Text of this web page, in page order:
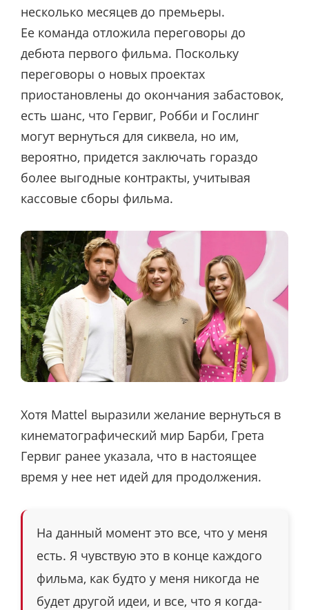
несколько месяцев до премьеры.
Ее команда отложила переговоры до
дебюта первого фильма. Поскольку
переговоры о новых проектах
приостановлены до окончания забастовок,
есть шанс, что Гервиг, Робби и Гослинг
могут вернуться для сиквела, но им,
вероятно, придется заключать гораздо
более выгодные контракты, учитывая
кассовые сборы фильма.
Хотя Mattel выразили желание вернуться в
кинематографический мир Барби, Грета
Гервиг ранее указала, что в настоящее
время у нее нет идей для продолжения.
На данный момент это все, что у меня
есть. Я чувствую это в конце каждого
фильма, как будто у меня никогда не
будет другой идеи, и все, что я когда-